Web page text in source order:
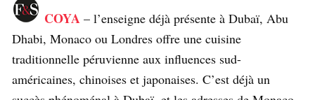
COYA – l’enseigne déjà présente à Dubaï, Abu
Dhabi, Monaco ou Londres offre une cuisine
traditionnelle péruvienne aux influences sud-
américaines, chinoises et japonaises. C’est déjà un